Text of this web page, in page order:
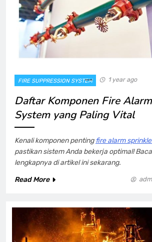
FIRE SUPPRESSION SYSTEM 1 year ago
Daftar Komponen Fire
System yang Paling Vital
Kenali komponen penting fire alarm
pastikan sistem Anda bekerja optimal!
lengkapnya di artikel ini sekarang.
Read More